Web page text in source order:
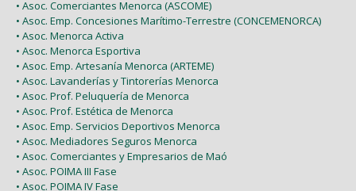
• Asoc. Comerciantes Menorca (ASCOME)
• Asoc. Emp. Concesiones Marítimo-Terrestre (CONCEMENORCA)
• Asoc. Menorca Activa
• Asoc. Menorca Esportiva
• Asoc. Emp. Artesanía Menorca (ARTEME)
• Asoc. Lavanderías y Tintorerías Menorca
• Asoc. Prof. Peluquería de Menorca
• Asoc. Prof. Estética de Menorca
• Asoc. Emp. Servicios Deportivos Menorca
• Asoc. Mediadores Seguros Menorca
• Asoc. Comerciantes y Empresarios de Maó
• Asoc. POIMA III Fase
• Asoc. POIMA IV Fase